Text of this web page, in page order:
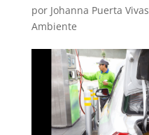
por Johanna Puerta Vivas
Ambiente